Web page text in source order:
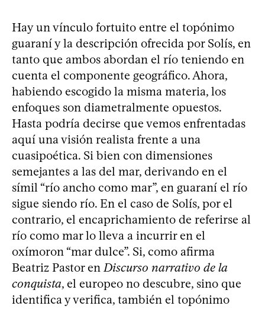
Hay un vínculo fortuito entre el topónimo
guaraní y la descripción ofrecida por Solís, en
tanto que ambos abordan el río teniendo en
cuenta el componente geográfico. Ahora,
habiendo escogido la misma materia, los
enfoques son diametralmente opuestos.
Hasta podría decirse que vemos enfrentadas
aquí una visión realista frente a una
cuasipoética. Si bien con dimensiones
semejantes a las del mar, derivando en el
símil “río ancho como mar”, en guaraní el río
sigue siendo río. En el caso de Solís, por el
contrario, el encaprichamiento de referirse al
río como mar lo lleva a incurrir en el
oxímoron “mar dulce”. Si, como afirma
Beatriz Pastor en Discurso narrativo de la
conquista, el europeo no descubre, sino que
identifica y verifica, también el topónimo